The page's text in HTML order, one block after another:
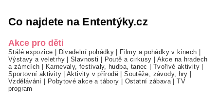
Co najdete na Ententýky.cz
Akce pro děti
Stálé expozice Divadelní pohádky Filmy a pohádky v kinech
Výstavy a veletrhy|Slavnosti Poutě a cirkusy
Akce na hradech
a zámcích
Karnevaly, festivaly, hudba, tanec Tvořivé aktivity
Sportovní aktivity|Aktivity v přírodě |Soutěže, závody, hry
Vzdělávání
Pobytové akce a tábory Ostatní zábava |TV
program